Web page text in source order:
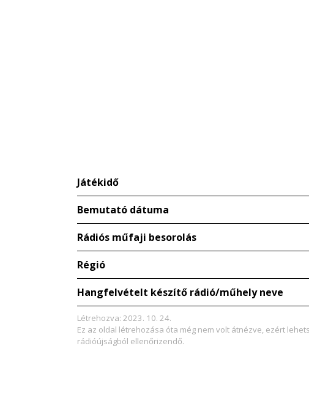
Játékidő
Bemutató dátuma
Rádiós műfaji besorolás
Régió
Hangfelvételt készítő rádió/műhely neve
Létrehozva: 2023. 10. 24.
Ez az oldal létrehozása óta még nem volt átnézve, ezért
rádióújságból ellenőrizendő.